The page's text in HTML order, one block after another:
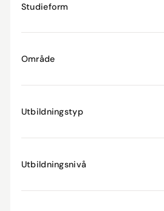
Studieform
Område
Utbildningstyp
Utbildningsnivå